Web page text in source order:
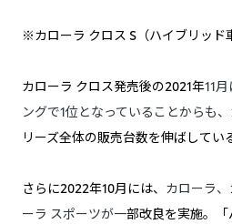
※カローラ クロス S（ハイブリッド
カローラ クロス発売後の2021年11
ングで1位となっていることからも、
リーズ全体の販売台数を伸ばしてい
さらに2022年10月には、 カローラ
ーラ スポーツが一部改良を実施。「